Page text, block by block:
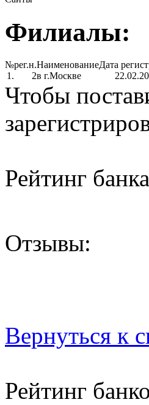
Филиалы:
№рег.н.НаименованиеДата
1.
2в г.Москве
Чтобы
Рейтинг
Отзывы:
Вернуться к
Рейтинг